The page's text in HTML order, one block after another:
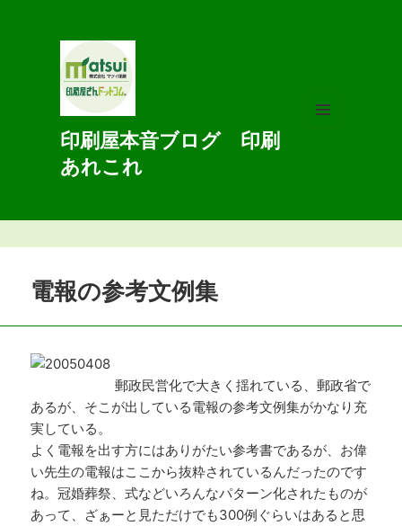
印刷屋本音ブログ 印刷
あれこれ
電報の参考文例集
郵政民営化で大きく揺れている、郵政省で
あるが、そこが出している電報の参考文例集がかなり充
実している。
よく電報を出す方にはありがたい参考書であるが、お偉
い先生の電報はここから抜粋されているんだったのです
ね。冠婚葬祭、式などいろんなパターン化されたものが
あって、ざぁーと見ただけでも300例ぐらいはあると思